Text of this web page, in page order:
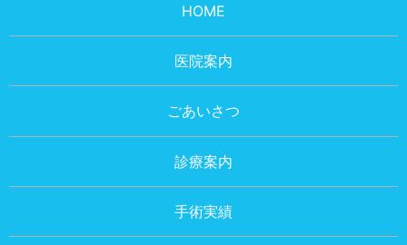
HOME
医院案内
ごあいさつ
診療案内
手術実績